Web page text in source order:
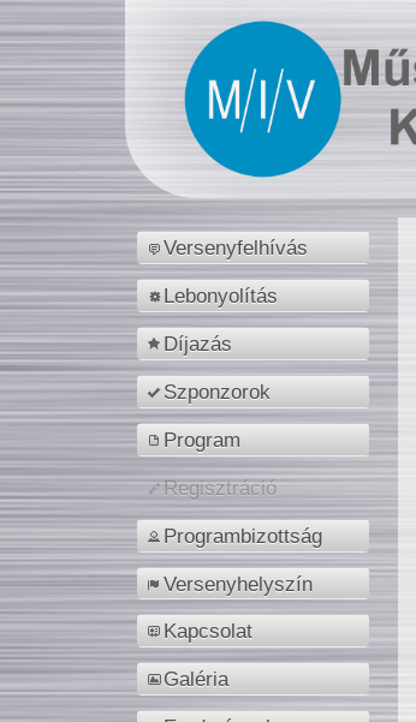
Versenyfelhívás
Lebonyolítás
Díjazás
Szponzorok
Program
Regisztráció
Programbizottság
Versenyhelyszín
Kapcsolat
Galéria